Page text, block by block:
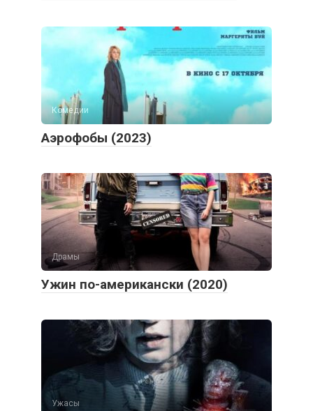
Комедии
Аэрофобы (2023)
Драмы
Ужин по-американски (2020)
Ужасы